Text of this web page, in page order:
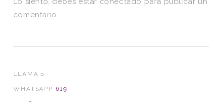
comentario.
LLAMA o
WHATSAPP 619